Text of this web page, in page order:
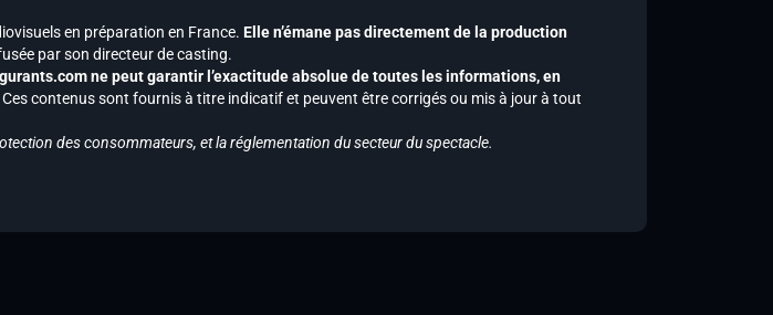
en préparation en France. Elle n’émane pas directement de la production
par son directeur de casting.
ne peut garantir l’exactitude absolue de toutes les informations, en
Ces contenus sont fournis à titre indicatif et peuvent être corrigés ou mis à jour à tout
des consommateurs, et la réglementation du secteur du spectacle.